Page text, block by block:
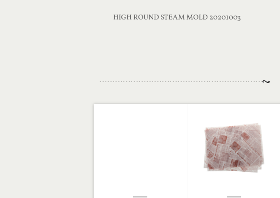
HIGH ROUND STEAM MOLD 20201003